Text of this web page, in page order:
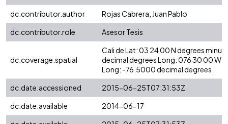
dc.contributor.author
Rojas Cabrera, Juan Pablo
dc.contributor.role
Asesor Tesis
dc.coverage.spatial
Cali de Lat: 03 24 00 N degrees
decimal degrees Long: 076 30 00 W
Long: -76.5000 decimal degrees.
dc.date.accessioned
2015-06-25T07:31:53Z
dc.date.available
2014-06-17